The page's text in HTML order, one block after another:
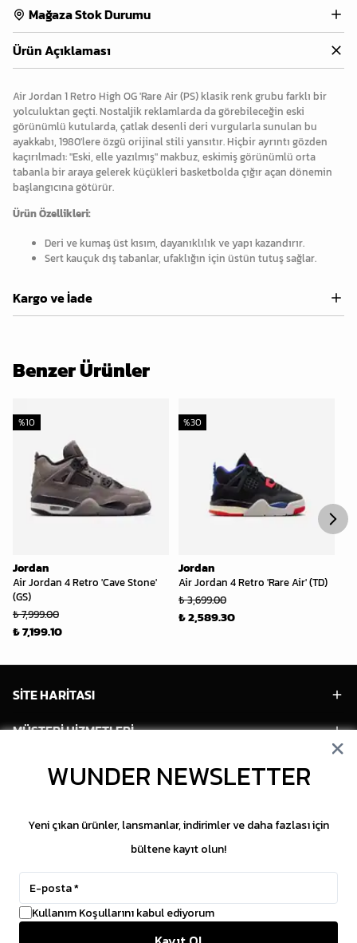
Mağaza Stok Durumu
Ürün Açıklaması
Air Jordan 1 Retro High OG 'Rare Air (PS) klasik renk grubu farklı bir
yolculuktan geçti. Nostaljik reklamlarda da görebileceğin eski
görünümlü kutularda, çatlak desenli deri vurgularla sunulan bu
ayakkabı, 1980'lere özgü orijinal stili yansıtır. Hiçbir ayrıntı gözden
kaçırılmadı: "Eski, elle yazılmış" makbuz, eskimiş görünümlü orta
tabanla bir araya gelerek küçükleri basketbolda çığır açan dönemin
başlangıcına götürür.
Ürün Özellikleri:
Deri ve kumaş üst kısım, dayanıklılık ve yapı kazandırır.
Sert kauçuk dış tabanlar, ufaklığın için üstün tutuş sağlar.
Kargo ve İade
Benzer Ürünler
Jordan
Air Jordan 4 Retro 'Cave Stone'
(GS)
%10
₺ 7,999.00
₺ 7,199.10
Jordan
Air Jordan 4 Retro 'Rare Air' (TD)
%30
₺ 3,699.00
₺ 2,589.30
SİTE HARİTASI
MÜŞTERİ HİZMETLERİ
HESABIM
SOSYAL MEDYA
Copyright © 2026 WUNDER. İçeriklerin izinsiz
WUNDER NEWSLETTER
Yeni çıkan ürünler, lansmanlar, indirimler ve daha fazlası için
bültene kayıt olun!
Kullanım Koşullarını kabul ediyorum